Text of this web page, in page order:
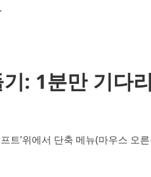
: 1분만 기다
트’위에서 단축 메뉴(마우스 오